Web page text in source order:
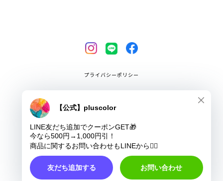
プライバシーポリシー